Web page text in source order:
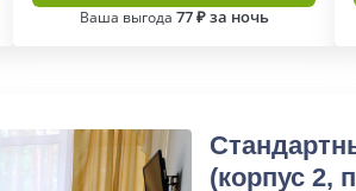
Ваша выгода 77 ₽ за ночь
(корпус 2,